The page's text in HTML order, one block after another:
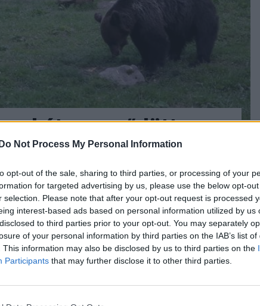
Do Not Process My Personal Information
opt-out of the sale, sharing to third parties, or processing of your
for targeted advertising by us, please use the below opt-
selection. Please note that after your opt-out request is processed
interest-based ads based on personal information utilized by us
to third parties prior to your opt-out. You may separately
of your personal information by third parties on the IAB’s list of
This information may also be disclosed by us to third parties on the
Participants that may further disclose it to other third parties.
a
és 12 770 közé tehető, miközben az
Mircea Fechet